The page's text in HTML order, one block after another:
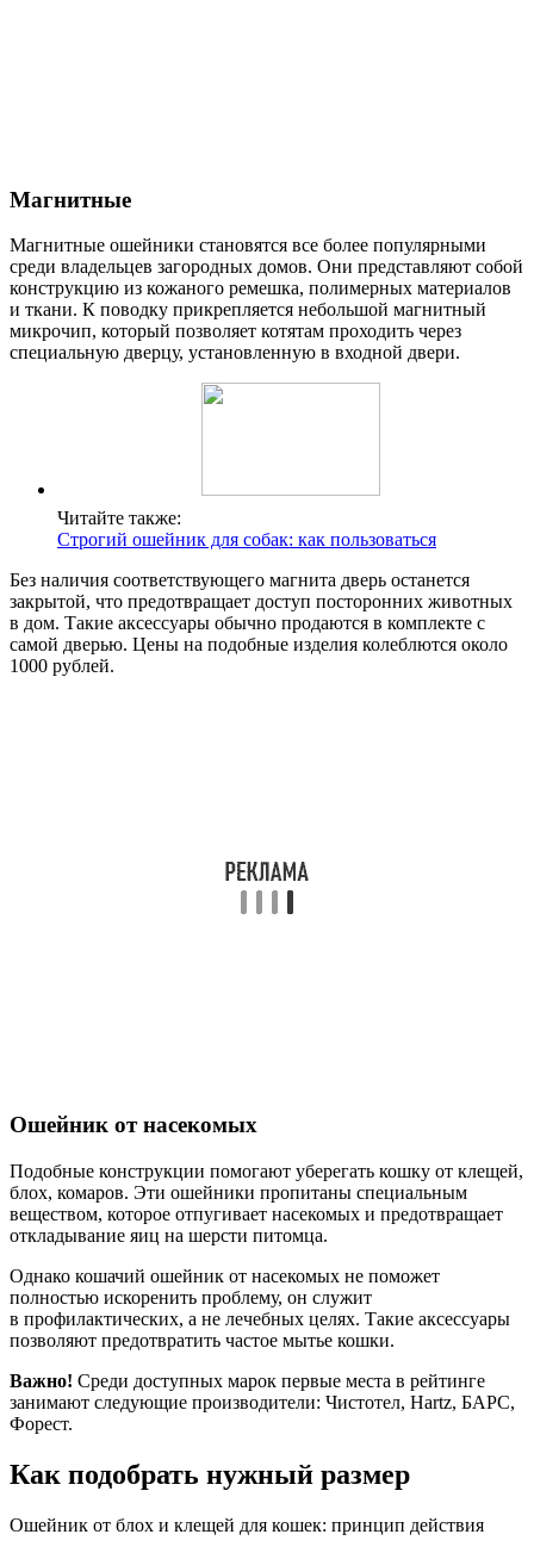
Магнитные
Магнитные ошейники становятся все более популярными
среди владельцев загородных домов. Они представляют собой
конструкцию из кожаного ремешка, полимерных материалов
и ткани. К поводку прикрепляется небольшой магнитный
микрочип, который позволяет котятам проходить через
специальную дверцу, установленную в входной двери.
Читайте также:
Строгий ошейник для собак: как пользоваться
Без наличия соответствующего магнита дверь останется
закрытой, что предотвращает доступ посторонних животных
в дом. Такие аксессуары обычно продаются в комплекте с
самой дверью. Цены на подобные изделия колеблются около
1000 рублей.
Ошейник от насекомых
Подобные конструкции помогают уберегать кошку от клещей,
блох, комаров. Эти ошейники пропитаны специальным
веществом, которое отпугивает насекомых и предотвращает
откладывание яиц на шерсти питомца.
Однако кошачий ошейник от насекомых не поможет
полностью искоренить проблему, он служит
в профилактических, а не лечебных целях. Такие аксессуары
позволяют предотвратить частое мытье кошки.
Важно! Среди доступных марок первые места в рейтинге
занимают следующие производители: Чистотел, Hartz, БАРС,
Форест.
Как подобрать нужный размер
Ошейник от блох и клещей для кошек: принцип действия